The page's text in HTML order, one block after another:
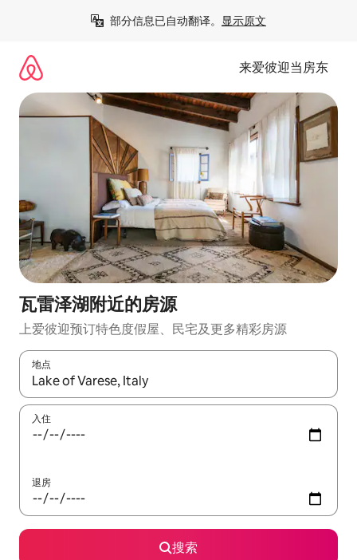
部分信息已自动翻译。 显示原文
来爱彼迎当房东
瓦雷泽湖附近的房源
上爱彼迎预订特色度假屋、民宅及更多精彩房源
地点
如有搜索结果，请使用上下方向键查看，或通过点击或滑动手势
入住
退房
搜索